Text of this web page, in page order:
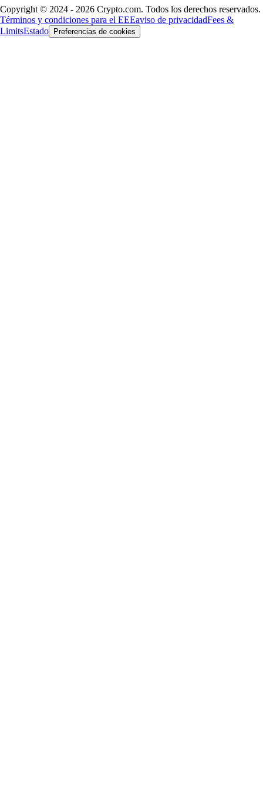
Copyright © 2024 - 2026 Crypto.com. Todos los derechos reservados.
Términos y condiciones para el EEEaviso de privacidadFees &
LimitsEstado Preferencias de cookies